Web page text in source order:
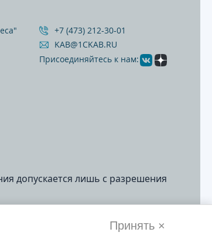
+7 (473) 212‐30‐01
KAB@1CKAB.RU
Присоединяйтесь к нам:
допускается лишь с разрешения
Принять ×